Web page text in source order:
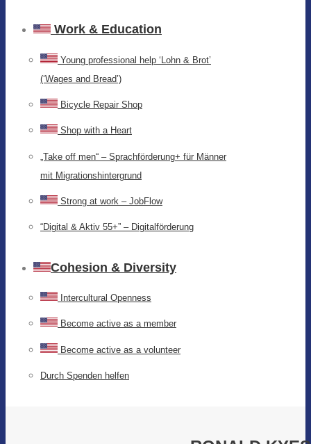
Work & Education
Young professional help ‘Lohn & Brot’
(‘Wages and Bread’)
Bicycle Repair Shop
Shop with a Heart
„Take off men“ – Sprachförderung+ für Männer
mit Migrationshintergrund
Strong at work – JobFlow
“Digital & Aktiv 55+” – Digitalförderung
Cohesion & Diversity
Intercultural Openness
Become active as a member
Become active as a volunteer
Durch Spenden helfen